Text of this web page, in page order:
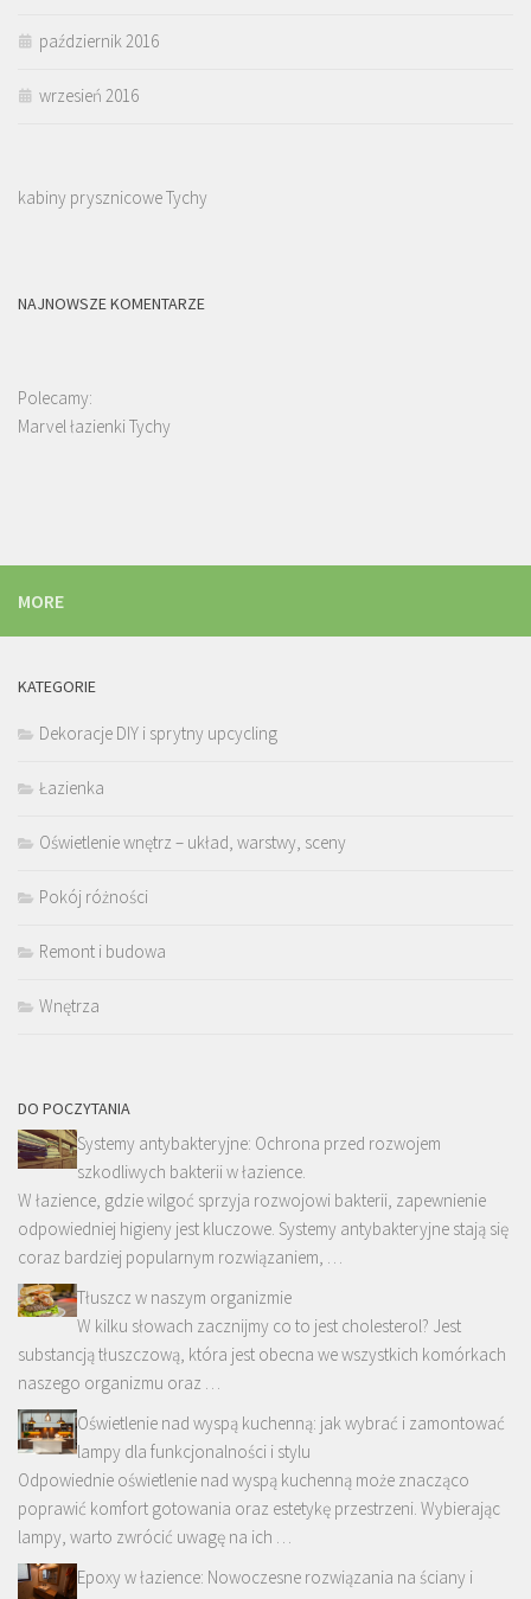
październik 2016
wrzesień 2016
kabiny prysznicowe Tychy
NAJNOWSZE KOMENTARZE
Polecamy:
Marvel łazienki Tychy
MORE
KATEGORIE
Dekoracje DIY i sprytny upcycling
Łazienka
Oświetlenie wnętrz – układ, warstwy, sceny
Pokój różności
Remont i budowa
Wnętrza
DO POCZYTANIA
Systemy antybakteryjne: Ochrona przed rozwojem
szkodliwych bakterii w łazience.
W łazience, gdzie wilgoć sprzyja rozwojowi bakterii, zapewnienie
odpowiedniej higieny jest kluczowe. Systemy antybakteryjne stają się
coraz bardziej popularnym rozwiązaniem, …
Tłuszcz w naszym organizmie
W kilku słowach zacznijmy co to jest cholesterol? Jest
substancją tłuszczową, która jest obecna we wszystkich komórkach
naszego organizmu oraz …
Oświetlenie nad wyspą kuchenną: jak wybrać i zamontować
lampy dla funkcjonalności i stylu
Odpowiednie oświetlenie nad wyspą kuchenną może znacząco
poprawić komfort gotowania oraz estetykę przestrzeni. Wybierając
lampy, warto zwrócić uwagę na ich …
Epoxy w łazience: Nowoczesne rozwiązania na ściany i